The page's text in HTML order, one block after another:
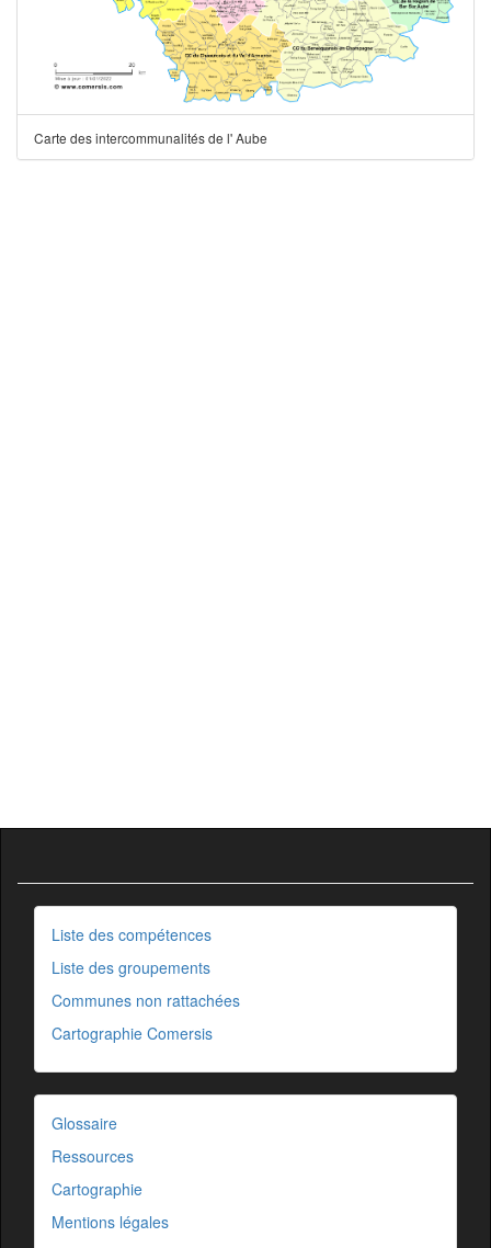
Carte des intercommunalités de l' Aube
Liste des compétences
Liste des groupements
Communes non rattachées
Cartographie Comersis
Glossaire
Ressources
Cartographie
Mentions légales